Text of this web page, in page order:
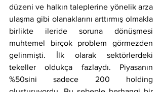
düzeni ve halkın taleplerine yönelik arza
ulaşma gibi olanaklarını arttırmış olmakla
birlikte ileride soruna dönüşmesi
muhtemel birçok problem görmezden
gelinmişti. İlk olarak sektörlerdeki
tekeller oldukça fazlaydı. Piyasanın
%50sini sadece 200 holding